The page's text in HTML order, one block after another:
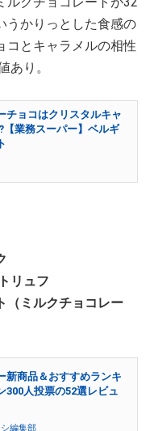
うかりっとした食感の
コとキャラメルの相性
あり。
チョコはクリスタルキャ
【業務スーパー】ベルギ
リュフ
ミルクチョコレー
新商品＆おすすめランキ
300人投票の52選レビュ
編集部